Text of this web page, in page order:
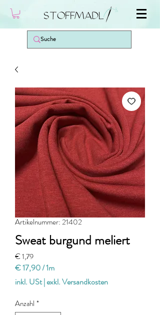
Artikelnummer: 21402
Sweat burgund meliert
€ 1,79Preis
€ 17,90/1m
€ 17,90
pro
1
Meter
inkl. USt|exkl. Versandkosten
Anzahl *